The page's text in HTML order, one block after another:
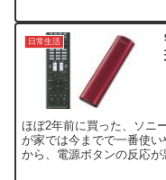
日常生活
ほぼ2年前に買った、ソニ
が家では今までで一番使
から、電源ボタンの反応